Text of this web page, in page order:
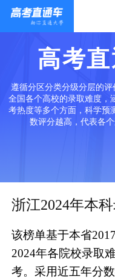
高考
遵循分区分类分级分层的
全国各个高校的录取难度，
考热度等多个方面，科学预
数评分越高，代表各
浙江2024年本
该榜单基于本省
2024年各院校录取
考。采用近五年分